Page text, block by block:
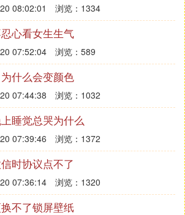
08:02:01 浏览：1334
心看女生生气
07:52:04 浏览：589
什么会变颜色
07:44:38 浏览：1032
睡觉总哭为什么
07:39:46 浏览：1372
时协议点不了
07:36:14 浏览：1320
不了锁屏壁纸